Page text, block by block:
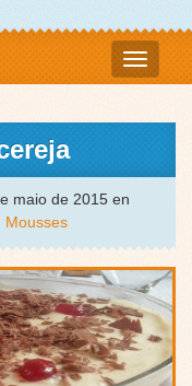
maio de 2015 en
Mousses